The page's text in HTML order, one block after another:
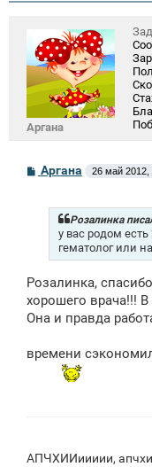
Аргана
С
Аргана 26 май 2012,
Розалинка
у вас родом
гематолог или
Розалинка,
хорошего врача!!!
Она и правда
времени
АПЧХИИиииии,